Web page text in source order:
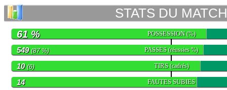
STATS DU MATCH
POSSESSION(%)
61 %
PASSES(réussies %)
549(87 %)
TIRS(cadrés)
10(6)
FAUTES SUBIES
14